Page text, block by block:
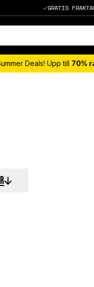
GRATIS
Deals! Upp till 70%